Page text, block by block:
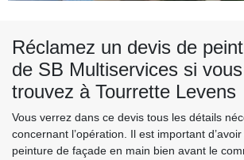
Réclamez un devis de
de SB Multiservices si
trouvez à Tourrette Levens
Vous verrez dans ce devis tous les détails
concernant l’opération. Il est important
peinture de façade en main bien avant le